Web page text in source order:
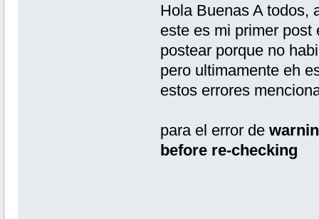
Hola Buenas A todos,
este es mi primer post
postear porque no
pero ultimamente eh
estos errores
para el error de
before re-checking